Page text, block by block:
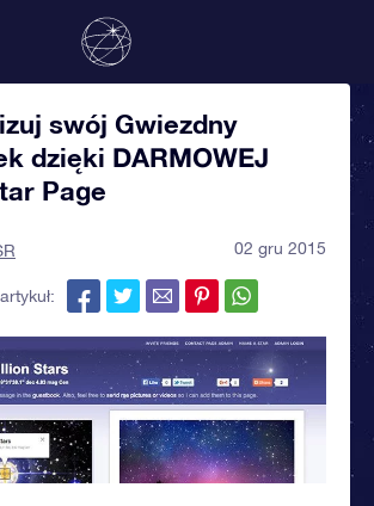
swój Gwiezdny
dzięki DARMOWEJ
Page
02 gru 2015